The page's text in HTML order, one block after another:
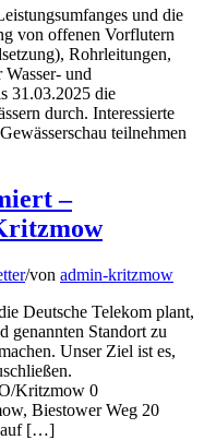
und die
von offenen Vorflutern
Rohrleitungen,
und
31.03.2025 die
durch. Interessierte
teilnehmen
–
/von admin-kritzmow
Deutsche Telekom plant,
genannten Standort zu
Unser Ziel ist es,
0
Weg 20
auf […]